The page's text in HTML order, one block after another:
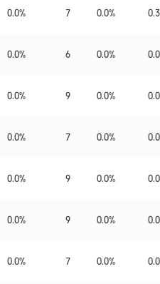
0.0% 7 0.0% 0.3
0.0% 6 0.0% 0.0
0.0% 9 0.0% 0.0
0.0% 7 0.0% 0.0
0.0% 9 0.0% 0.0
0.0% 9 0.0% 0.0
0.0% 7 0.0% 0.0